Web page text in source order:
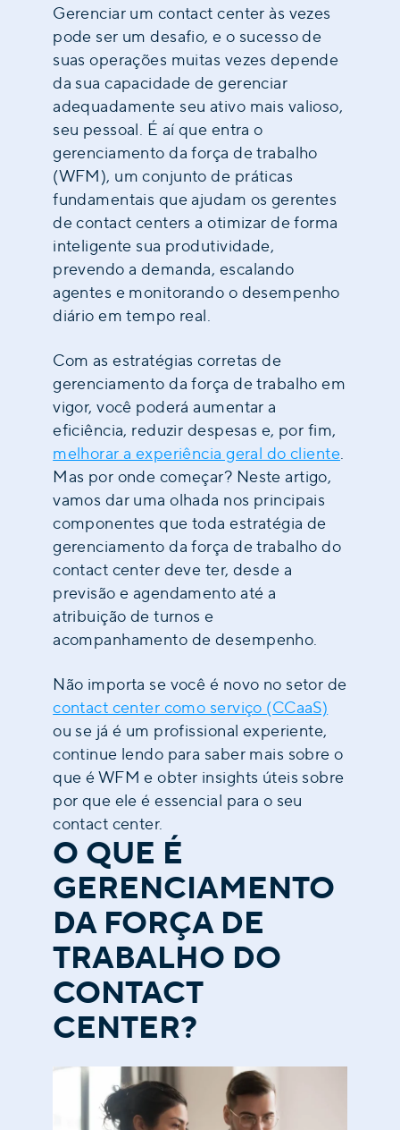
Gerenciar um contact center às vezes
pode ser um desafio, e o sucesso de
suas operações muitas vezes depende
da sua capacidade de gerenciar
adequadamente seu ativo mais valioso,
seu pessoal. É aí que entra o
gerenciamento da força de trabalho
(WFM), um conjunto de práticas
fundamentais que ajudam os gerentes
de contact centers a otimizar de forma
inteligente sua produtividade,
prevendo a demanda, escalando
agentes e monitorando o desempenho
diário em tempo real.
Com as estratégias corretas de
gerenciamento da força de trabalho em
vigor, você poderá aumentar a
eficiência, reduzir despesas e, por fim,
melhorar a experiência geral do cliente.
Mas por onde começar? Neste artigo,
vamos dar uma olhada nos principais
componentes que toda estratégia de
gerenciamento da força de trabalho do
contact center deve ter, desde a
previsão e agendamento até a
atribuição de turnos e
acompanhamento de desempenho.
Não importa se você é novo no setor de
contact center como serviço (CCaaS)
ou se já é um profissional experiente,
continue lendo para saber mais sobre o
que é WFM e obter insights úteis sobre
por que ele é essencial para o seu
contact center.
O QUE É
GERENCIAMENTO
DA FORÇA DE
TRABALHO DO
CONTACT
CENTER?